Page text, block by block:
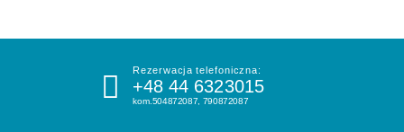
Rezerwacja telefoniczna:
+48 44 6323015
kom.504872087, 790872087